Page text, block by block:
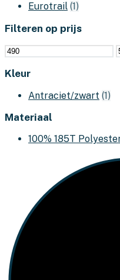
Eurotrail (1)
Filteren op prijs
Min.
prijs
Kleur
Antraciet/zwart (1)
Materiaal
100% 185T